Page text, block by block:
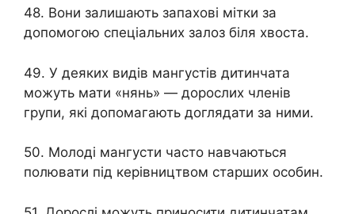
48. Вони залишають запахові мітки за
допомогою спеціальних залоз біля хвоста.
49. У деяких видів мангустів дитинчата
можуть мати «нянь» — дорослих членів
групи, які допомагають доглядати за ними.
50. Молоді мангусти часто навчаються
полювати під керівництвом старших особин.